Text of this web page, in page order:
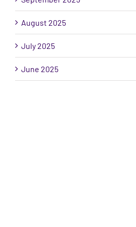
August 2025
July 2025
June 2025